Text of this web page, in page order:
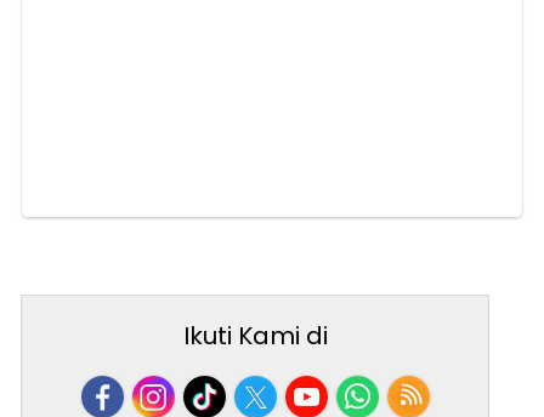
Ikuti Kami di